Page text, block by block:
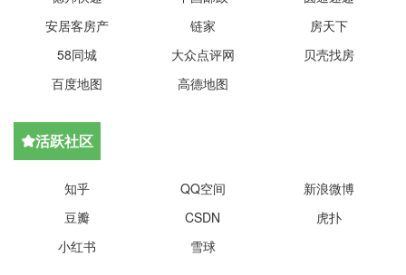
安居客房产
链家
房天下
58同城
大众点评网
贝壳找房
百度地图
高德地图
活跃社区
知乎 QQ空间
新浪微博
豆瓣
CSDN
虎扑
小红书
雪球